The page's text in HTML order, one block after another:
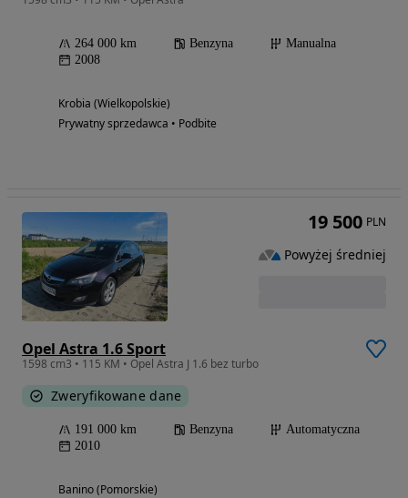
264 000 km Benzyna
Manualna
2008
Krobia (Wielkopolskie)
Prywatny sprzedawca • Podbite
Opel Astra 1.6 Sport
1598 cm3 • 115 KM • Opel Astra J 1.6 bez turbo
Zweryfikowane dane
191 000 km Benzyna
Automatyczna
2010
Banino (Pomorskie)
19 500 PLN
Powyżej średniej